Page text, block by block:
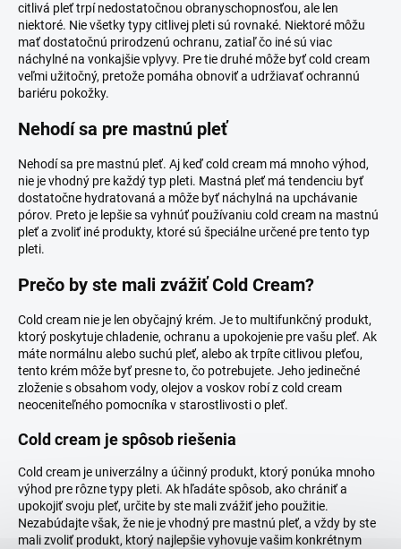
citlivá pleť trpí nedostatočnou obranyschopnosťou, ale len
niektoré. Nie všetky typy citlivej pleti sú rovnaké. Niektoré môžu
mať dostatočnú prirodzenú ochranu, zatiaľ čo iné sú viac
náchylné na vonkajšie vplyvy. Pre tie druhé môže byť cold cream
veľmi užitočný, pretože pomáha obnoviť a udržiavať ochrannú
bariéru pokožky.
Nehodí sa pre mastnú pleť
Nehodí sa pre mastnú pleť. Aj keď cold cream má mnoho výhod,
nie je vhodný pre každý typ pleti. Mastná pleť má tendenciu byť
dostatočne hydratovaná a môže byť náchylná na upchávanie
pórov. Preto je lepšie sa vyhnúť používaniu cold cream na mastnú
pleť a zvoliť iné produkty, ktoré sú špeciálne určené pre tento typ
pleti.
Prečo by ste mali zvážiť Cold Cream?
Cold cream nie je len obyčajný krém. Je to multifunkčný produkt,
ktorý poskytuje chladenie, ochranu a upokojenie pre vašu pleť. Ak
máte normálnu alebo suchú pleť, alebo ak trpíte citlivou pleťou,
tento krém môže byť presne to, čo potrebujete. Jeho jedinečné
zloženie s obsahom vody, olejov a voskov robí z cold cream
neoceniteľného pomocníka v starostlivosti o pleť.
Cold cream je spôsob riešenia
Cold cream je univerzálny a účinný produkt, ktorý ponúka mnoho
výhod pre rôzne typy pleti. Ak hľadáte spôsob, ako chrániť a
upokojiť svoju pleť, určite by ste mali zvážiť jeho použitie.
Nezabúdajte však, že nie je vhodný pre mastnú pleť, a vždy by ste
mali zvoliť produkt, ktorý najlepšie vyhovuje vašim konkrétnym